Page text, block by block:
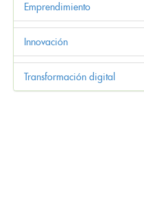
Emprendimiento
Innovación
Transformación digital